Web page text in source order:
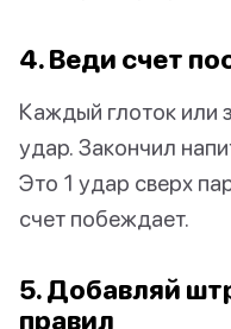
4. Веди счет
Каждый глоток или
удар. Закончил
Это 1 удар сверх
счет побеждает.
5. Добавляй
правил